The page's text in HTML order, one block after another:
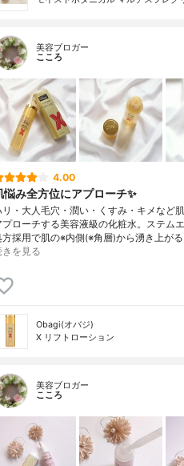
美容ブロガー
こころ
4.00
悩み全方位にアプローチ✨
リ・大人毛穴・潤い・くすみ・キメなど
プローチする美容液級の化粧水。ステム
方採用で肌の※内側(※角層)から湧き上が
きを見る
Obagi(オバジ)
X リフトローション
美容ブロガー
こころ